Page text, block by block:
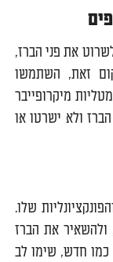
את פני הברז,
זאת, השתמשו
מיקרופייבר
ולא ישרטו או
שלו.
ולהשאיר את הברז
כמו חדש, שימו לב